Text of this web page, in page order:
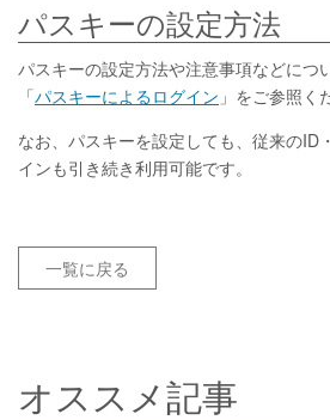
パスキーの設定方法
パスキーの設定方法や注意事項などにつ
「パスキーによるログイン 」をご参照く
なお、パスキーを設定しても、従来のID
インも引き続き利用可能です。
一覧に戻る
オススメ記事